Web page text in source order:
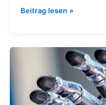
Beitrag lesen »
Medizintechnik:
Anforderungen